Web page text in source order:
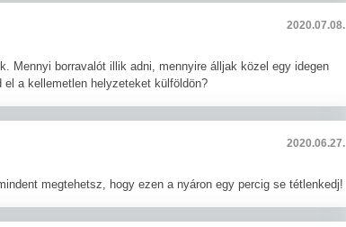
2020.07.08.
Mennyi borravalót illik adni, mennyire álljak közel egy idegen
a kellemetlen helyzeteket külföldön?
2020.06.27.
megtehetsz, hogy ezen a nyáron egy percig se tétlenkedj!